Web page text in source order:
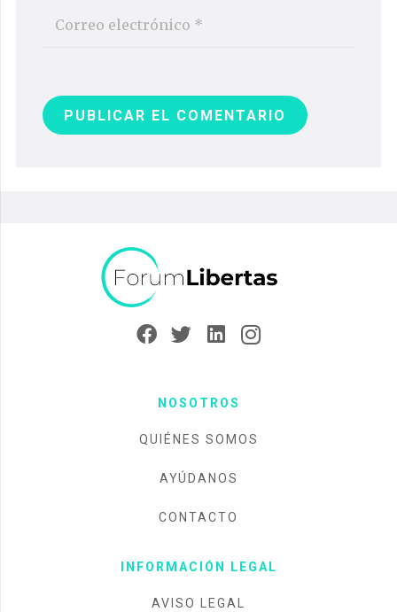
PUBLICAR EL COMENTARIO
NOSOTROS
QUIÉNES SOMOS
AYÚDANOS
CONTACTO
INFORMACIÓN LEGAL
AVISO LEGAL